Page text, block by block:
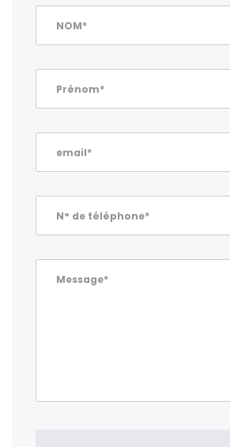
NOM*
Prénom*
email*
N° de téléphone*
Message*